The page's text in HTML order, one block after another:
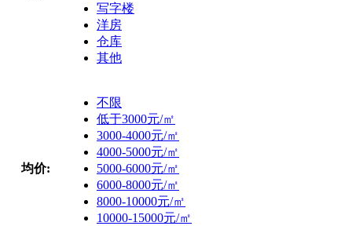
写字楼
洋房
仓库
其他
均价:
不限
低于3000元/㎡
3000-4000元/㎡
4000-5000元/㎡
5000-6000元/㎡
6000-8000元/㎡
8000-10000元/㎡
10000-15000元/㎡